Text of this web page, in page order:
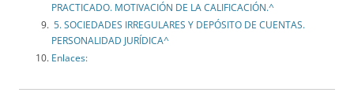
PRACTICADO. MOTIVACIÓN DE LA CALIFICACIÓN.^
5. SOCIEDADES IRREGULARES Y DEPÓSITO DE CUENTAS.
PERSONALIDAD JURÍDICA^
Enlaces: